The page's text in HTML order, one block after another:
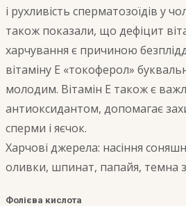
і рухливість сперматозоїдів у
також показали, що дефіцит
харчування є причиною
вітаміну Е «токоферол»
молодим. Вітамін Е також є
антиоксидантом, допомагає
сперми і яєчок.
Харчові джерела: насіння
оливки, шпинат, папайя, темна
Фолієва кислота